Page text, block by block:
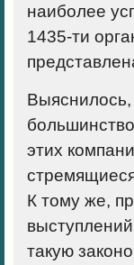
наиболее
1435-ти
этих
К тому же,
такую